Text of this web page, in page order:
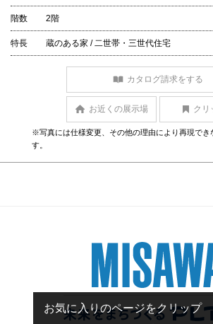
お気に入りのページをクリップ
階数 2階
特長 蔵のある家 / 二世帯・三世代住宅
カタログ請求をする
お近くの展示場 クリ
※写真には仕様変更、その他の理由により再現でき
す。